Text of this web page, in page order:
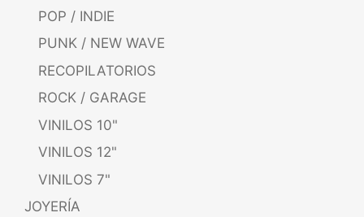
POP / INDIE
PUNK / NEW WAVE
RECOPILATORIOS
ROCK / GARAGE
VINILOS 10"
VINILOS 12"
VINILOS 7"
JOYERÍA